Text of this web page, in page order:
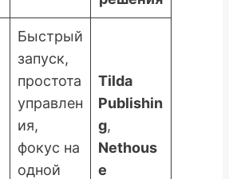
Быстрый
запуск,
простота
управлен
ия,
фокус на
одной
Tilda
Publishin
g,
Nethous
e